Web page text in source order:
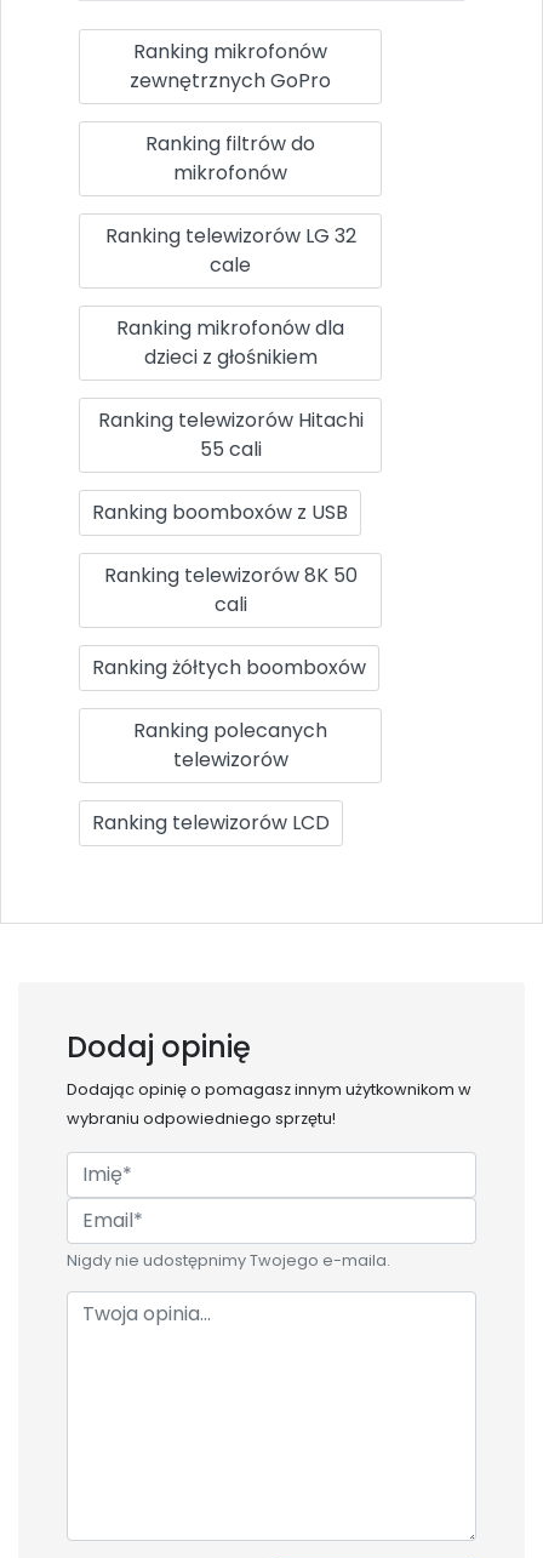
Ranking mikrofonów
zewnętrznych GoPro
Ranking filtrów do
mikrofonów
Ranking telewizorów LG 32
cale
Ranking mikrofonów dla
dzieci z głośnikiem
Ranking telewizorów Hitachi
55 cali
Ranking boomboxów z USB
Ranking telewizorów 8K 50
cali
Ranking żółtych boomboxów
Ranking polecanych
telewizorów
Ranking telewizorów LCD
Dodaj opinię
Dodając opinię o pomagasz innym użytkownikom w
wybraniu odpowiedniego sprzętu!
Nigdy nie udostępnimy Twojego e-maila.